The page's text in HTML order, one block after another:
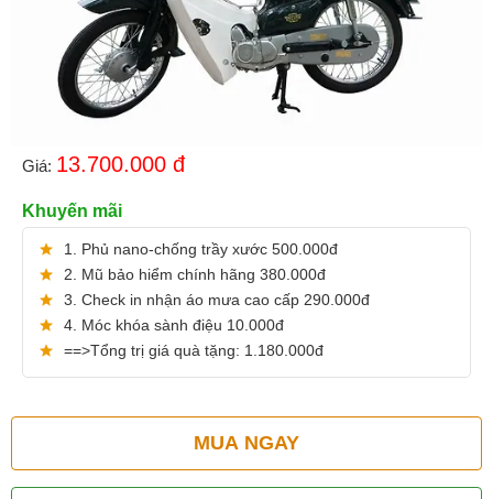
Giá: 13.700.000 đ
Khuyến mãi
1. Phủ nano-chống trầy xước 500.000đ
2. Mũ bảo hiểm chính hãng 380.000đ
3. Check in nhận áo mưa cao cấp 290.000đ
4. Móc khóa sành điệu 10.000đ
==>Tổng trị giá quà tặng: 1.180.000đ
MUA NGAY